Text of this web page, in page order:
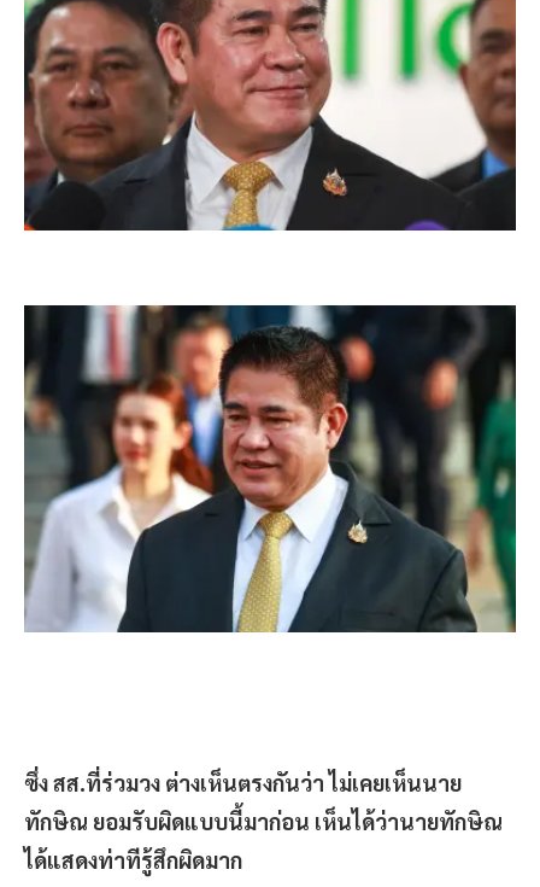
ซึ่ง สส.ที่ร่วมวง ต่างเห็นตรงกันว่า ไม่เคยเห็นนาย
ทักษิณ ยอมรับผิดแบบนี้มาก่อน เห็นได้ว่านายทักษิณ
ได้แสดงท่าทีรู้สึกผิดมาก